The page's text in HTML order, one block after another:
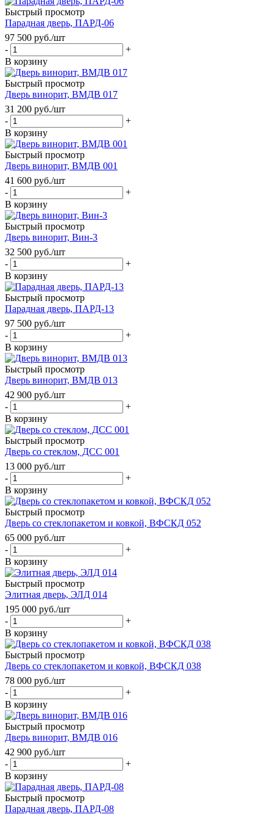
Быстрый просмотр
Парадная дверь, ПАРД-06
97 500 руб./шт
-
+
В корзину
Быстрый просмотр
Дверь винорит, ВМДВ 017
31 200 руб./шт
-
+
В корзину
Быстрый просмотр
Дверь винорит, ВМДВ 001
41 600 руб./шт
-
+
В корзину
Быстрый просмотр
Дверь винорит, Вин-3
32 500 руб./шт
-
+
В корзину
Быстрый просмотр
Парадная дверь, ПАРД-13
97 500 руб./шт
-
+
В корзину
Быстрый просмотр
Дверь винорит, ВМДВ 013
42 900 руб./шт
-
+
В корзину
Быстрый просмотр
Дверь со стеклом, ДСС 001
13 000 руб./шт
-
+
В корзину
Быстрый просмотр
Дверь со стеклопакетом и ковкой, ВФСКД 052
65 000 руб./шт
-
+
В корзину
Быстрый просмотр
Элитная дверь, ЭЛД 014
195 000 руб./шт
-
+
В корзину
Быстрый просмотр
Дверь со стеклопакетом и ковкой, ВФСКД 038
78 000 руб./шт
-
+
В корзину
Быстрый просмотр
Дверь винорит, ВМДВ 016
42 900 руб./шт
-
+
В корзину
Быстрый просмотр
Парадная дверь, ПАРД-08